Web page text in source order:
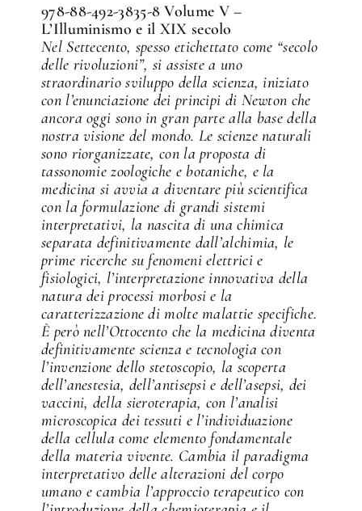
978-88-492-3835-8 Volume V –
L’Illuminismo e il XIX secolo
Nel Settecento, spesso etichettato come “secolo
delle rivoluzioni”, si assiste a uno
straordinario sviluppo della scienza, iniziato
con l’enunciazione dei principi di Newton che
ancora oggi sono in gran parte alla base della
nostra visione del mondo. Le scienze naturali
sono riorganizzate, con la proposta di
tassonomie zoologiche e botaniche, e la
medicina si avvia a diventare più scientifica
con la formulazione di grandi sistemi
interpretativi, la nascita di una chimica
separata definitivamente dall’alchimia, le
prime ricerche su fenomeni elettrici e
fisiologici, l’interpretazione innovativa della
natura dei processi morbosi e la
caratterizzazione di molte malattie specifiche.
È però nell’Ottocento che la medicina diventa
definitivamente scienza e tecnologia con
l’invenzione dello stetoscopio, la scoperta
dell’anestesia, dell’antisepsi e dell’asepsi, dei
vaccini, della sieroterapia, con l’analisi
microscopica dei tessuti e l’individuazione
della cellula come elemento fondamentale
della materia vivente. Cambia il paradigma
interpretativo delle alterazioni del corpo
umano e cambia l’approccio terapeutico con